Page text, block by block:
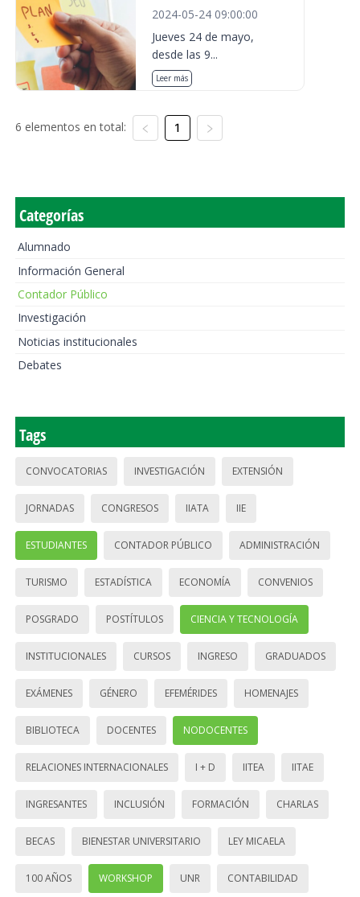
2024-05-24 09:00:00
Jueves 24 de mayo,
desde las 9...
Leer más
6 elementos en total: 1
Categorías
Alumnado
Información General
Contador Público
Investigación
Noticias institucionales
Debates
Tags
CONVOCATORIAS INVESTIGACIÓN EXTENSIÓN
JORNADAS CONGRESOS IIATA IIE
ESTUDIANTES CONTADOR PÚBLICO ADMINISTRACIÓN
TURISMO ESTADÍSTICA ECONOMÍA CONVENIOS
POSGRADO POSTÍTULOS CIENCIA Y TECNOLOGÍA
INSTITUCIONALES CURSOS INGRESO GRADUADOS
EXÁMENES GÉNERO EFEMÉRIDES HOMENAJES
BIBLIOTECA DOCENTES NODOCENTES
RELACIONES INTERNACIONALES I + D IITEA IITAE
INGRESANTES INCLUSIÓN FORMACIÓN CHARLAS
BECAS BIENESTAR UNIVERSITARIO LEY MICAELA
100 AÑOS WORKSHOP UNR CONTABILIDAD